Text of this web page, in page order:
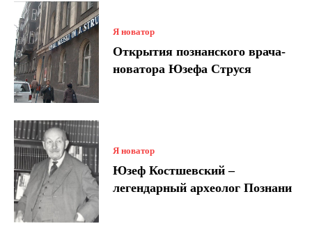
Я новатор
Открытия познанского врача-
новатора Юзефа Струся
Я новатор
Юзеф Костшевский –
легендарный археолог Познани